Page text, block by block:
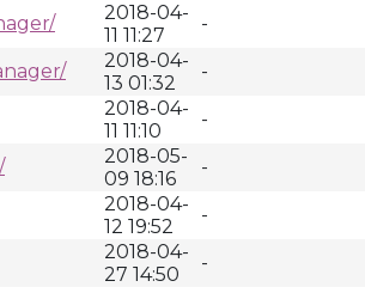
2018-04-
11 11:27
-
2018-04-
13 01:32
-
2018-04-
11 11:10
-
2018-05-
09 18:16
-
2018-04-
12 19:52
-
2018-04-
27 14:50
-